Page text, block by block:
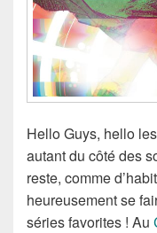
Hello Guys, hello
autant du côté des
reste, comme
heureusement se
séries favorites ! Au